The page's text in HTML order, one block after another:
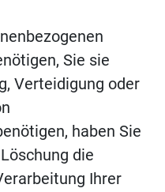
Sie sie
Verteidigung oder
haben Sie
die
Ihrer